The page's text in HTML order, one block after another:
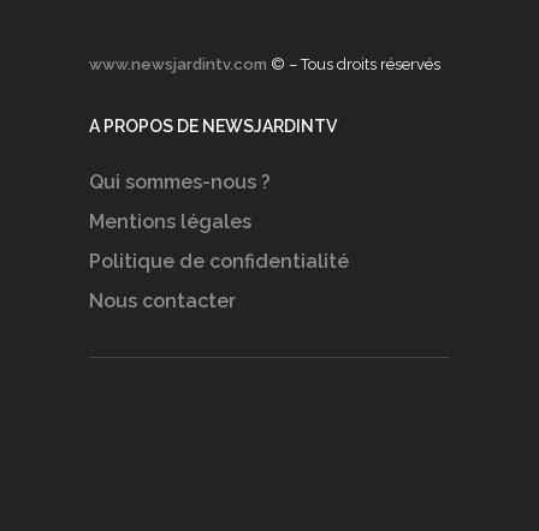
www.newsjardintv.com © – Tous droits réservés
A PROPOS DE NEWSJARDINTV
Qui sommes-nous ?
Mentions légales
Politique de confidentialité
Nous contacter